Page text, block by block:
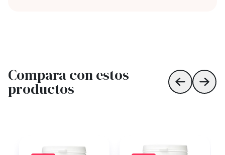
Compara con estos
productos Skip toSkip